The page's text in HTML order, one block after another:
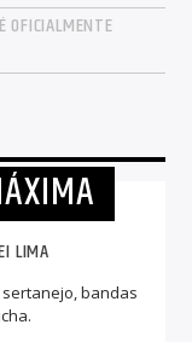
OFICIALMENTE
LIMA
bandas